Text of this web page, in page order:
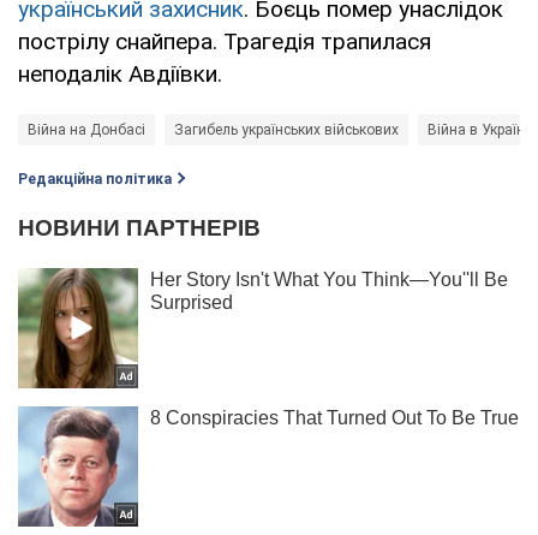
український захисник. Боєць помер унаслідок
пострілу снайпера. Трагедія трапилася
неподалік Авдіївки.
Війна на Донбасі Загибель українських військових Війна в Україні
Редакційна політика